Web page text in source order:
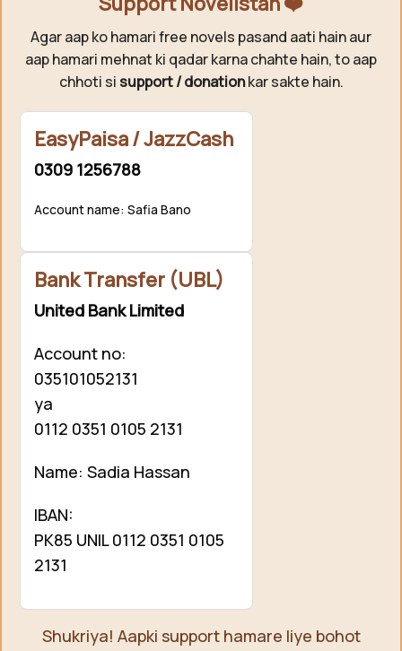
Agar aap ko hamari free novels pasand aati hain aur
aap hamari mehnat ki qadar karna chahte hain, to aap
chhoti si support / donationkar sakte hain.
EasyPaisa / JazzCash
0309 1256788
Account name: Safia Bano
Bank Transfer (UBL)
United Bank Limited
Account no:
035101052131
ya
0112 0351 0105 2131
Name: Sadia Hassan
IBAN:
PK85 UNIL 0112 0351 0105
2131
Shukriya! Aapki support hamare liye bohot